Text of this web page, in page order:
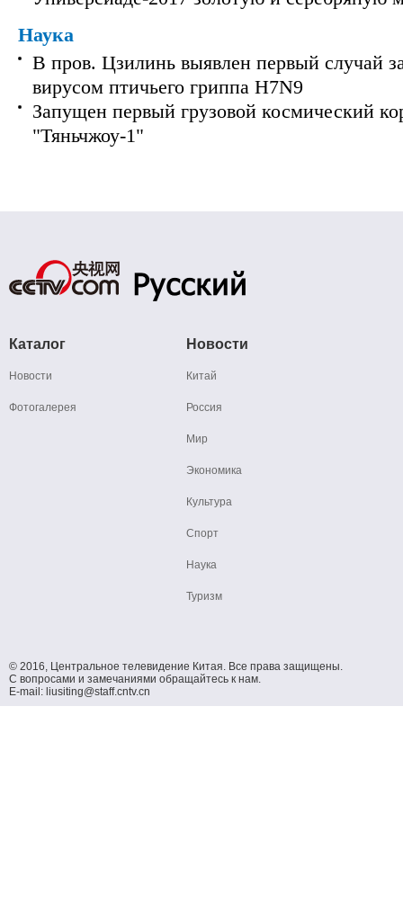
Наука
В пров. Цзилинь выявлен первый случай
вирусом птичьего гриппа H7N9
Запущен первый грузовой космический
"Тяньчжоу-1"
Каталог
Новости
Фотогалерея
Новости
Китай
Россия
Мир
Экономика
Культура
Спорт
Наука
Туризм
© 2016, Центральное телевидение Китая. Все права защищены.
С вопросами и замечаниями обращайтесь к нам.
E-mail: liusiting@staff.cntv.cn